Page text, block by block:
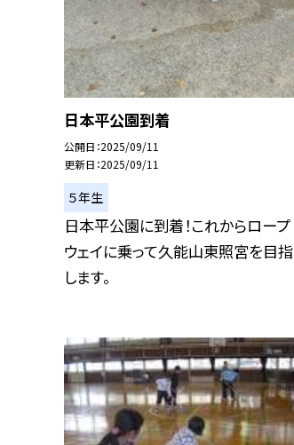
日本平公園到着
公開日 2025/09/11
更新日 2025/09/11
５年生
日本平公園に到着！これからロープ
ウェイに乗って久能山東照宮を目指
します。